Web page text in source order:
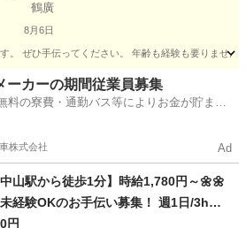
鶴廣
8月6日
。 ぜひ手伝ってください。 年齢も経験も要りませ
カフェ パート
ーカーの期間従業員募集
料の寮費・通勤バス等によりお金が貯まり
株式会社 Ad
山駅から徒歩1分】時給1,780円～🌼🌼
経験OKのお手伝い募集！ 週1日/3h～O
由、ノルマ無し🎇
円